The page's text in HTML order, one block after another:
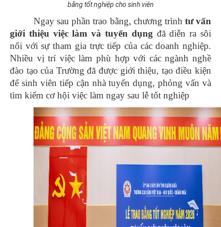
bằng tốt nghiệp cho sinh viên
Ngay sau phần trao bằng, chương trình tư vấn
giới thiệu việc làm và tuyển dụng đã diễn ra sôi
nổi với sự tham gia trực tiếp của các doanh nghiệp.
Nhiều vị trí việc làm phù hợp với các ngành nghề
đào tạo của Trường đã được giới thiệu, tạo điều kiện
để sinh viên tiếp cận nhà tuyển dụng, phỏng vấn và
tìm kiếm cơ hội việc làm ngay sau lễ tốt nghiệp